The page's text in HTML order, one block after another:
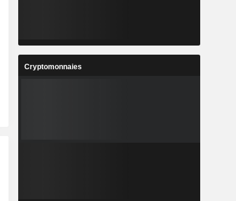
Cryptomonnaies